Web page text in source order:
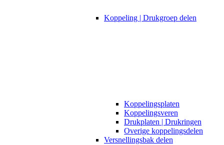
Koppeling | Drukgroep delen
Koppelingsplaten
Koppelingsveren
Drukplaten | Drukringen
Overige koppelingsdelen
Versnellingsbak delen